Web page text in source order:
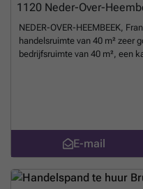
1120 Neder-Over-
NEDER-OVER-HEEMBEEK,
handelsruimte van 40 m² zeer
bedrijfsruimte van 40 m², een
gemeenschappelijke delen en
maanden huur (€ 3 000).info
E-mail